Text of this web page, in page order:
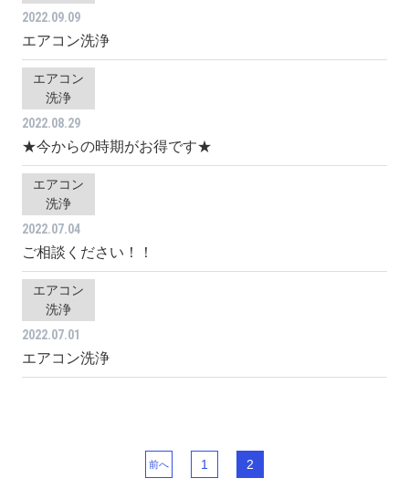
2022.09.09
エアコン洗浄
エアコン
洗浄
2022.08.29
★今からの時期がお得です★
エアコン
洗浄
2022.07.04
ご相談ください！！
エアコン
洗浄
2022.07.01
エアコン洗浄
前へ 1 2